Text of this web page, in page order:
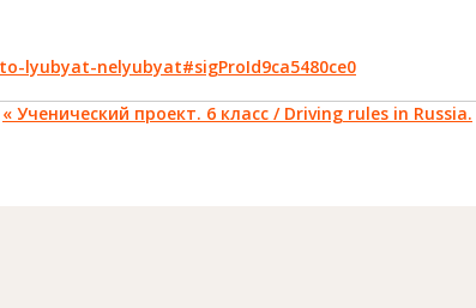
lyubyat-nelyubyat#sigProId9ca5480ce0
« Ученический проект. 6 класс / Driving rules in Russia.